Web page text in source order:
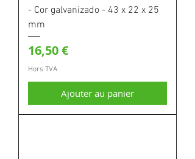
- Cor galvanizado - 43 x 22 x 25
mm
Prix
16,50 €
Hors TVA
Ajouter au panier